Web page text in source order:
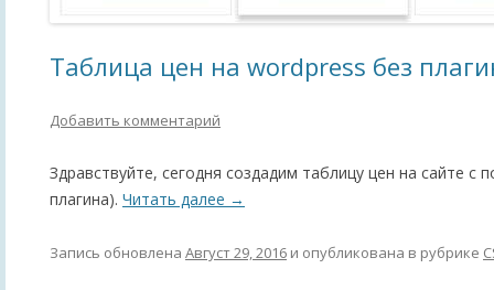
Таблица цен на wordpress без
Добавить комментарий
Здравствуйте, сегодня создадим таблицу цен на сайте с
плагина). Читать далее →
Запись обновлена Август 29, 2016 и опубликована в рубрике